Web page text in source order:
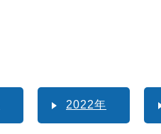
2022年